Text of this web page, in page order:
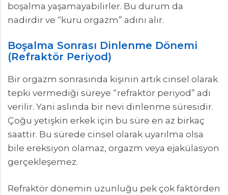
boşalma yaşamayabilirler. Bu durum da
nadirdir ve “kuru orgazm” adını alır.
Boşalma Sonrası Dinlenme Dönemi
(Refraktör Periyod)
Bir orgazm sonrasında kişinin artık cinsel olarak
tepki vermediği süreye “refraktör periyod” adı
verilir. Yani aslında bir nevi dinlenme süresidir.
Çoğu yetişkin erkek için bu süre en az birkaç
saattir. Bu sürede cinsel olarak uyarılma olsa
bile ereksiyon olamaz, orgazm veya ejakülasyon
gerçekleşemez.
Refraktör dönemin uzunluğu pek çok faktörden